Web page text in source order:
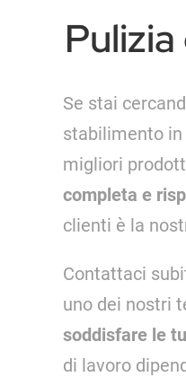
Se stai
stabilimento in
migliori
completa e
clienti è la
Contattaci
uno dei nostri
soddisfare le
di lavoro